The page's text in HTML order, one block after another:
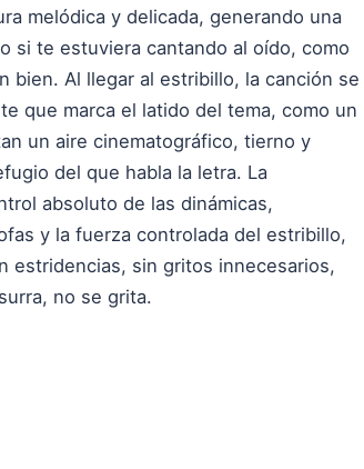
melódica y delicada, generando una
si te estuviera cantando al oído, como
bien. Al llegar al estribillo, la canción se
que marca el latido del tema, como un
un aire cinematográfico, tierno y
del que habla la letra. La
absoluto de las dinámicas,
y la fuerza controlada del estribillo,
estridencias, sin gritos innecesarios,
no se grita.